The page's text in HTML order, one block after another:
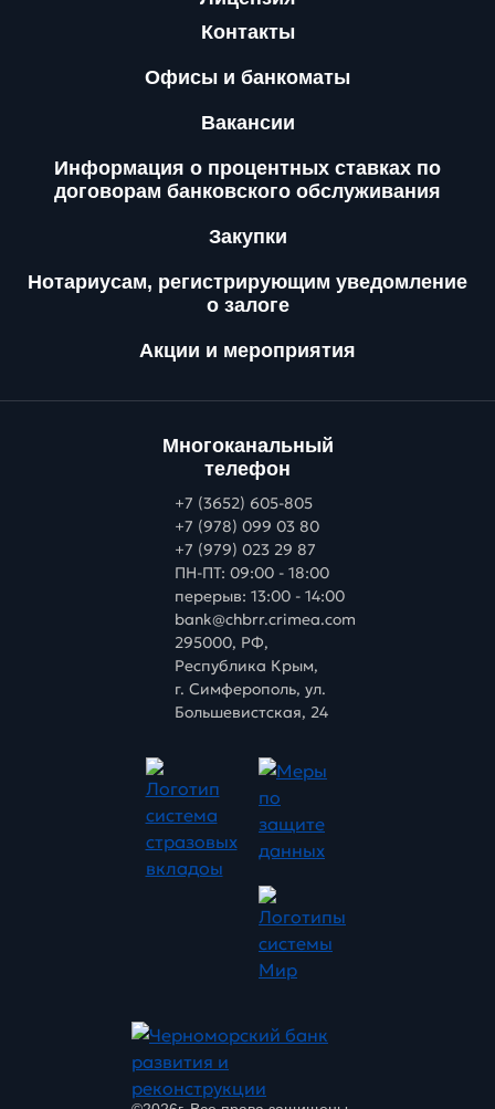
Контакты
Офисы и банкоматы
Вакансии
Информация о процентных ставках по
договорам банковского обслуживания
Закупки
Нотариусам, регистрирующим уведомление
о залоге
Акции и мероприятия
Многоканальный
телефон
+7 (3652) 605-805
+7 (978) 099 03 80
+7 (979) 023 29 87
ПН-ПТ: 09:00 - 18:00
перерыв: 13:00 - 14:00
bank@chbrr.crimea.com
295000, РФ,
Республика Крым,
г. Симферополь, ул.
Большевистская, 24